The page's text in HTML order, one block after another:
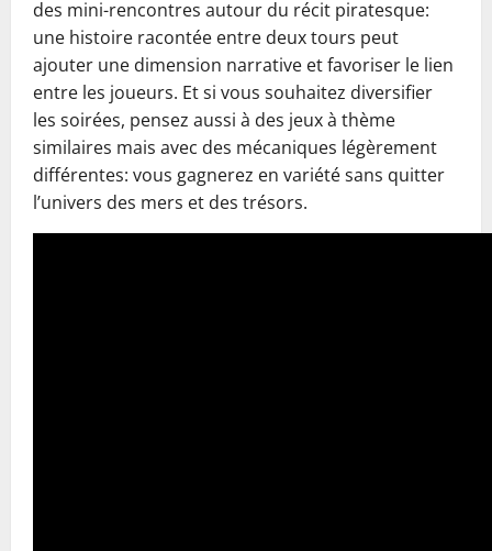
des mini-rencontres autour du récit piratesque:
une histoire racontée entre deux tours peut
ajouter une dimension narrative et favoriser le lien
entre les joueurs. Et si vous souhaitez diversifier
les soirées, pensez aussi à des jeux à thème
similaires mais avec des mécaniques légèrement
différentes: vous gagnerez en variété sans quitter
l’univers des mers et des trésors.